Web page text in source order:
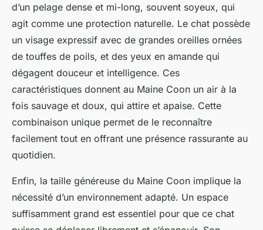
d’un pelage dense et mi-long, souvent soyeux, qui
agit comme une protection naturelle. Le chat possède
un visage expressif avec de grandes oreilles ornées
de touffes de poils, et des yeux en amande qui
dégagent douceur et intelligence. Ces
caractéristiques donnent au Maine Coon un air à la
fois sauvage et doux, qui attire et apaise. Cette
combinaison unique permet de le reconnaître
facilement tout en offrant une présence rassurante au
quotidien.
Enfin, la taille généreuse du Maine Coon implique la
nécessité d’un environnement adapté. Un espace
suffisamment grand est essentiel pour que ce chat